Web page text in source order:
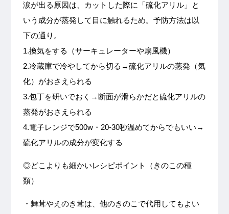
涙が出る原因は、カットした際に「硫化アリル」と
いう成分が蒸発して目に触れるため。予防方法は以
下の通り。
1.換気をする（サーキュレーターや扇風機）
2.冷蔵庫で冷やしてから切る→硫化アリルの蒸発（気
化）がおさえられる
3.包丁を研いでおく→断面が滑らかだと硫化アリルの
蒸発がおさえられる
4.電子レンジで500w・20-30秒温めてからでもいい→
硫化アリルの成分が変化する
◎どこよりも細かいレシピポイント（きのこの種
類）
・舞茸やえのき茸は、他のきのこで代用してもよい